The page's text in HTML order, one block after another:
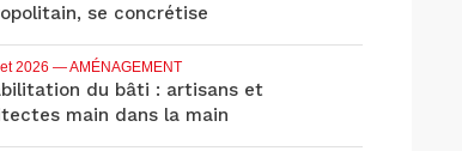
se concrétise
2026 — AMÉNAGEMENT
du bâti : artisans et
main dans la main